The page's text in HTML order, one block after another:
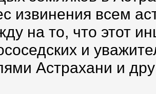
извинения всем
на то, что этот
и
Астрахани и